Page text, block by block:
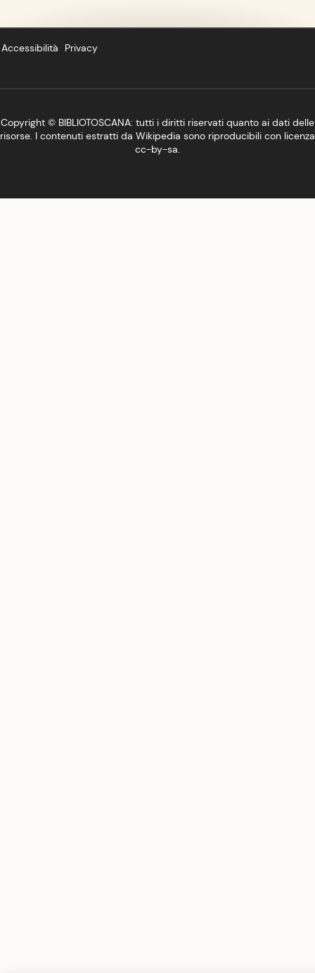
Accessibilità Privacy
Copyright © BIBLIOTOSCANA: tutti i diritti riservati quanto ai dati delle
risorse. I contenuti estratti da Wikipedia sono riproducibili con licenza
cc-by-sa.